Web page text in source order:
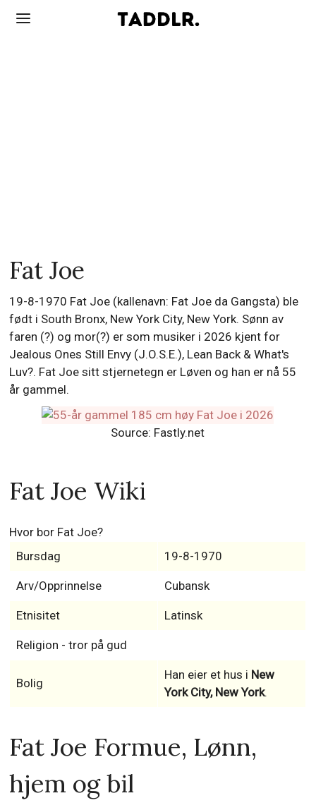
Fat Joe
19-8-1970 Fat Joe (kallenavn: Fat Joe da Gangsta) ble
født i South Bronx, New York City, New York. Sønn av
faren (?) og mor(?) er som musiker i 2026 kjent for
Jealous Ones Still Envy (J.O.S.E.), Lean Back & What's
Luv?. Fat Joe sitt stjernetegn er Løven og han er nå 55
år gammel.
Source: Fastly.net
Fat Joe Wiki
Hvor bor Fat Joe?
Bursdag
19-8-1970
Arv/Opprinnelse Cubansk
Etnisitet Latinsk
Religion - tror på gud
Bolig
Han eier et hus i New
York City, New York.
Fat Joe Formue, Lønn,
hjem og bil